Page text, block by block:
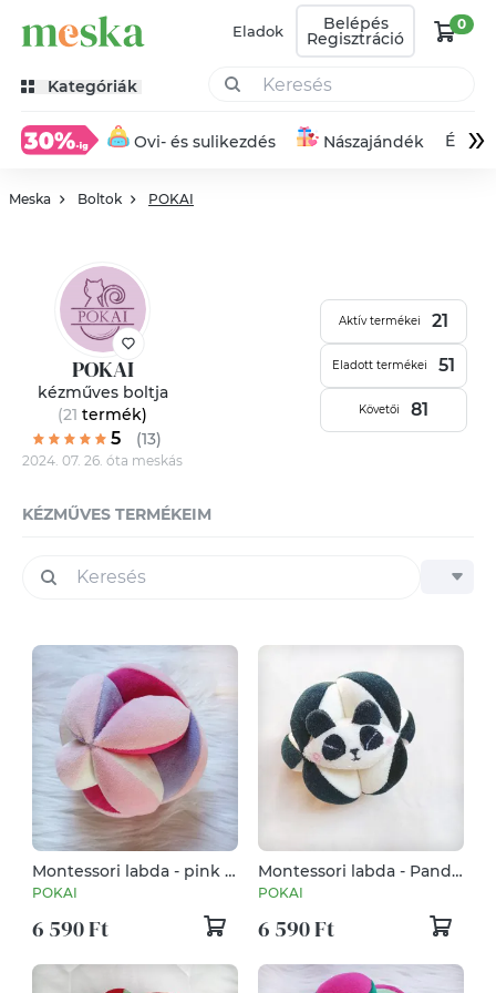
Eladok Belépés
Regisztráció
0
Kategóriák
Ovi- és sulikezdés Nászajándék »
Meska Boltok POKAI
POKAI
kézműves boltja
(21 termék)
5 (13)
2024. 07. 26. óta meskás
Aktív termékei 21
Eladott termékei 51
Követői 81
KÉZMŰVES TERMÉKEIM
Montessori labda - pink -
lila, 17 cm
POKAI
6 590 Ft
Montessori labda - Panda,
17 cm
POKAI
6 590 Ft